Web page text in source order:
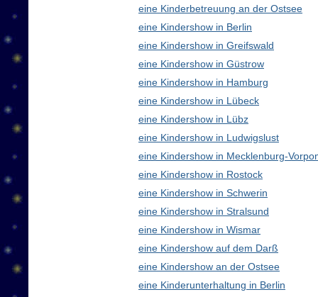
eine Kinderbetreuung an der Ostsee
eine Kindershow in Berlin
eine Kindershow in Greifswald
eine Kindershow in Güstrow
eine Kindershow in Hamburg
eine Kindershow in Lübeck
eine Kindershow in Lübz
eine Kindershow in Ludwigslust
eine Kindershow in Mecklenburg-
eine Kindershow in Rostock
eine Kindershow in Schwerin
eine Kindershow in Stralsund
eine Kindershow in Wismar
eine Kindershow auf dem Darß
eine Kindershow an der Ostsee
eine Kinderunterhaltung in Berlin